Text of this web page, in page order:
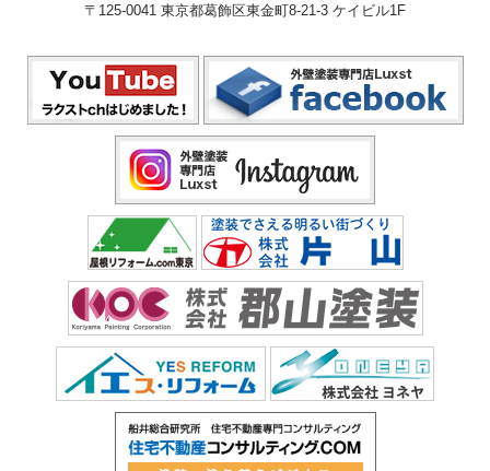
〒125-0041 東京都葛飾区東金町8-21-3 ケイビル1F